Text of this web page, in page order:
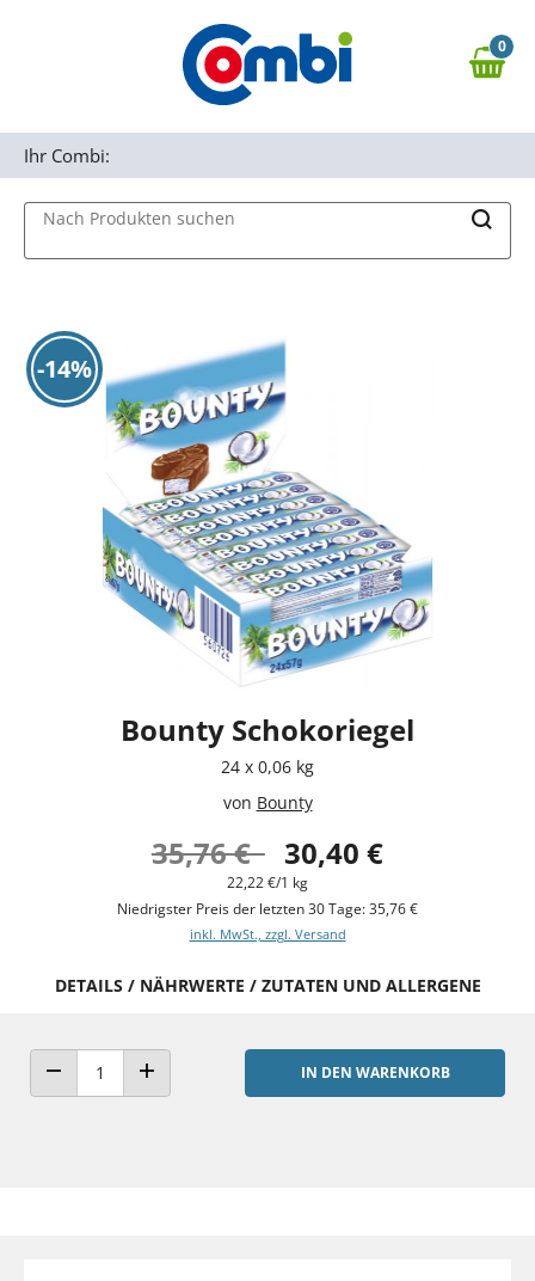
Zur Navigation springen
0,00 €
0
Nach Produkten suchen
Ihr Combi:
-14%
Bounty Schokoriegel
24 x 0,06 kg
von Bounty
35,76 € 30,40 €
22,22 €/1 kg
Niedrigster Preis der letzten 30 Tage: 35,76 €
inkl. MwSt., zzgl. Versand
DETAILS / NÄHRWERTE / ZUTATEN UND ALLERGENE
ANZAHL VERRINGERNANZAHL ERHÖHEN
IN DEN WARENKORB